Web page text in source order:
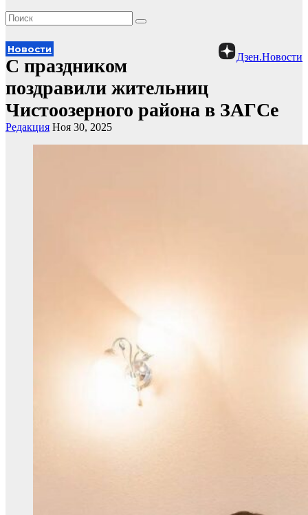
Дзен.Новости
Новости
С праздником
поздравили жительниц
Чистоозерного района в ЗАГСе
Редакция Ноя 30, 2025